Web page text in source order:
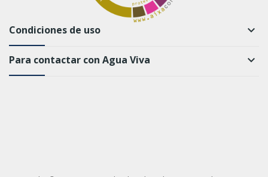
Condiciones de uso keyboard_arrow_down
Para contactar con Agua Viva keyboard_arrow_down